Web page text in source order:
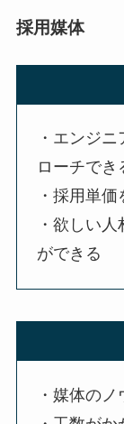
採用媒体
・エンジ
ローチでき
・採用単
・欲しい
ができる
・媒体の